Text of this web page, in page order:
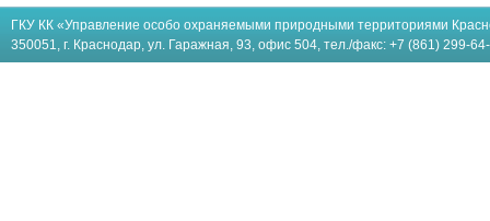
ГКУ КК «Управление особо охраняемыми природными территориями
350051, г. Краснодар, ул. Гаражная, 93, офис 504, тел./факс: +7 (861) 299-